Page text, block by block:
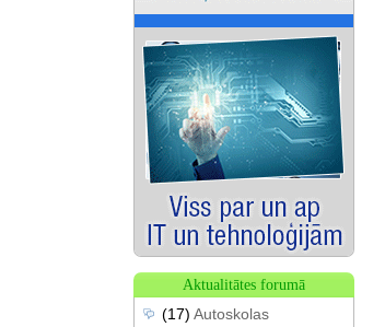
Aktualitātes forumā
(17) Autoskolas